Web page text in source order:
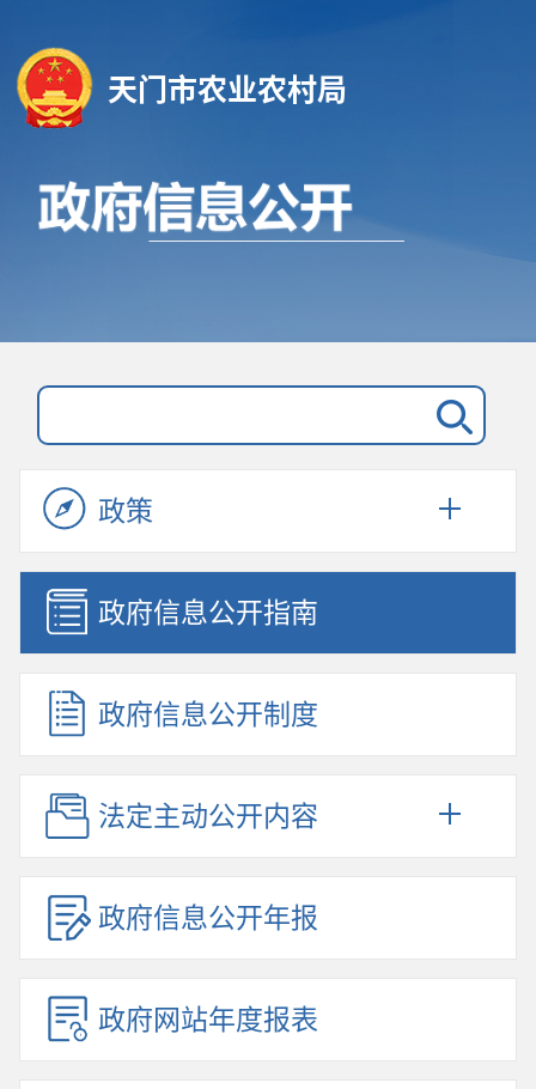
天门市农业农村局
政策
政府信息公开指南
政府信息公开制度
法定主动公开内容
政府信息公开年报
政府网站年度报表